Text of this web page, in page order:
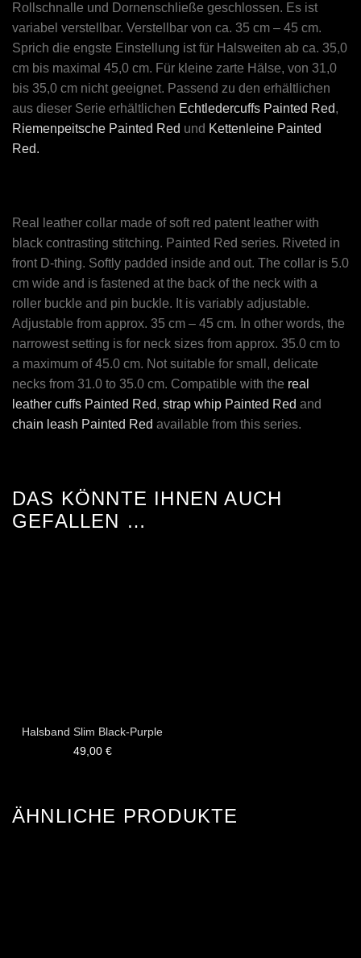
Rollschnalle und Dornenschließe geschlossen. Es ist
variabel verstellbar. Verstellbar von ca. 35 cm – 45 cm.
Sprich die engste Einstellung ist für Halsweiten ab ca. 35,0
cm bis maximal 45,0 cm. Für kleine zarte Hälse, von 31,0
bis 35,0 cm nicht geeignet. Passend zu den erhältlichen
aus dieser Serie erhältlichen Echtledercuffs Painted Red,
Riemenpeitsche Painted Red und Kettenleine Painted
Red.
Real leather collar made of soft red patent leather with
black contrasting stitching. Painted Red series. Riveted in
front D-thing. Softly padded inside and out. The collar is 5.0
cm wide and is fastened at the back of the neck with a
roller buckle and pin buckle. It is variably adjustable.
Adjustable from approx. 35 cm – 45 cm. In other words, the
narrowest setting is for neck sizes from approx. 35.0 cm to
a maximum of 45.0 cm. Not suitable for small, delicate
necks from 31.0 to 35.0 cm. Compatible with the real
leather cuffs Painted Red, strap whip Painted Red and
chain leash Painted Red available from this series.
DAS KÖNNTE IHNEN AUCH
GEFALLEN …
Halsband Slim Black-Purple
49,00 €
ÄHNLICHE PRODUKTE